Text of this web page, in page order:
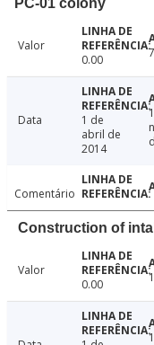
Valor
0.00
Data
1 de
abril de
2014
Comentário
Construction of
Valor
0.00